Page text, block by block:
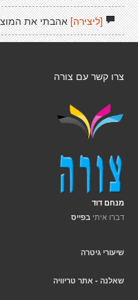
[ליצירה]אהבתי את
צרו קשר עם צורה
מנחם דוד
דברו איתי בפייס
שיעורי גיטרה
שאלנה - אתר טריוויה